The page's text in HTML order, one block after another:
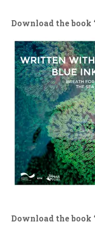
Download the
Download the